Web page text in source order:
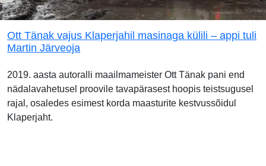
Ott Tänak vajus Klaperjahil masinaga külili – appi tuli
Martin Järveoja
2019. aasta autoralli maailmameister Ott Tänak pani end
nädalavahetusel proovile tavapärasest hoopis teistsugusel
rajal, osaledes esimest korda maasturite kestvussõidul
Klaperjaht.